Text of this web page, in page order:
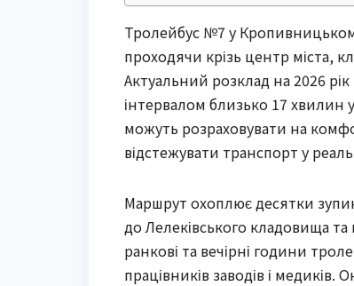
Тролейбус №7 у
проходячи крізь центр міста,
Актуальний розклад на 2026
інтервалом близько 17 хвилин
можуть розраховувати на
відстежувати транспорт у
Маршрут охоплює десятки
до Лелеківського кладовища
ранкові та вечірні години
працівників заводів і